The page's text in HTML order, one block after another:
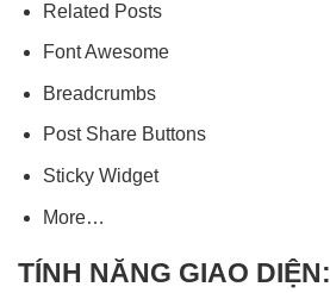
Related Posts
Font Awesome
Breadcrumbs
Post Share Buttons
Sticky Widget
More…
TÍNH NĂNG GIAO DIỆN: